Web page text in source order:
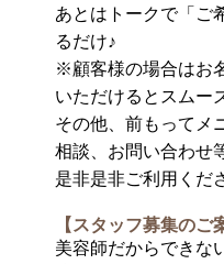
あとはトークで「ご
るだけ♪
※顧客様の場合はお
いただけるとスムー
その他、前もってメ
相談、お問い合わせ
是非是非ご利用くだ
【スタッフ募集のご
美容師だからできな